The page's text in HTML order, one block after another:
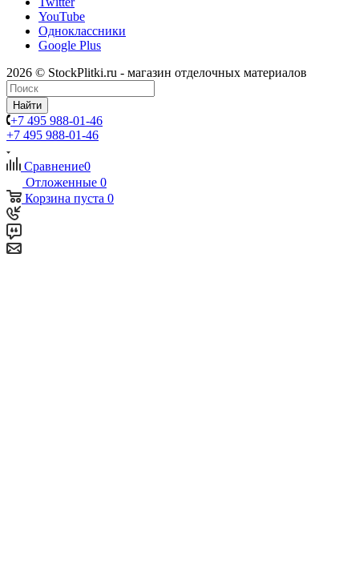
YouTube
Одноклассники
Google Plus
2026 © StockPlitki.ru - магазин отделочных материалов
Найти
+7 495 988-01-46
+7 495 988-01-46
Сравнение0
Отложенные 0
Корзина пуста 0